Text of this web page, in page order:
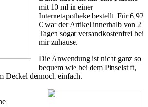
mit 10 ml in einer
Internetapotheke bestellt. Für 6,92
€ war der Artikel innerhalb von 2
Tagen sogar versandkostenfrei bei
mir zuhause.
Die Anwendung ist nicht ganz so
bequem wie bei dem Pinselstift,
Deckel dennoch einfach.